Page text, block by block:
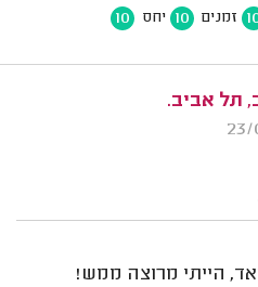
זמנים 10 יחס 10
תל אביב.
הייתי מרוצה ממש!